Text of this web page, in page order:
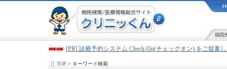
病院
[PR] 診療予約システム Check-On(チェックオン) をご提案
TOP > キーワード検索